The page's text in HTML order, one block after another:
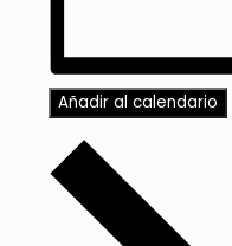
Añadir al calendario